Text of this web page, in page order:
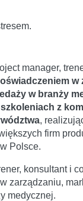
manager,
w
w branży
szkoleniach z
,
firm
Polsce.
konsultant i
zarządzaniu,
medycznej.